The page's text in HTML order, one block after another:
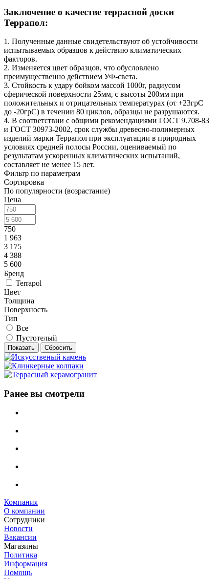
Заключение о качестве террасной доски
Террапол:
1. Полученные данные свидетельствуют об устойчивости
испытываемых образцов к действию климатических
факторов.
2. Изменяется цвет образцов, что обусловлено
преимущественно действием УФ-света.
3. Стойкость к удару бойком массой 1000г, радиусом
сферической поверхности 25мм, с высоты 200мм при
положительных и отрицательных температурах (от +23грС
до -20грС) в течении 80 циклов, образцы не разрушаются.
4. В соответствии с общими рекомендациями ГОСТ 9.708-83
и ГОСТ 30973-2002, срок службы древесно-полимерных
изделий марки Террапол при эксплуатации в природных
условиях средней полосы России, оцениваемый по
результатам ускоренных климатических испытаний,
составляет не менее 15 лет.
Фильтр по параметрам
Сортировка
По популярности (возрастание)
Цена
750
1 963
3 175
4 388
5 600
Бренд
Terrapol
Цвет
Толщина
Поверхность
Тип
Все
Пустотелый
Сбросить
Ранее вы смотрели
Компания
О компании
Сотрудники
Новости
Вакансии
Магазины
Политика
Информация
Помощь